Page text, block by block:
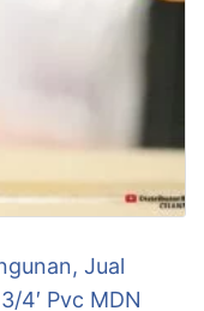
Jual
4′ Pvc MDN